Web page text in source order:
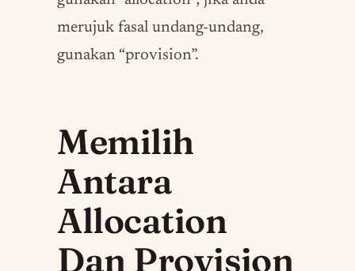
merujuk fasal undang-undang,
gunakan “provision”.
Memilih
Antara
Allocation
Dan Provision